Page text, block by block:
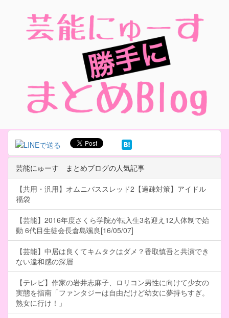
芸能にゅーす まとめブログの人気記事
【共用・汎用】オムニバススレッド2【過疎対策】アイドル
福袋
【芸能】2016年度さくら学院が転入生3名迎え12人体制で始
動 6代目生徒会長倉島颯良[16/05/07]
【芸能】中居は良くてキムタクはダメ？香取慎吾と共演でき
ない違和感の深層
【テレビ】作家の岩井志麻子、ロリコン男性に向けて少女の
実態を指南「ファンタジーは自由だけど幼女に夢持ちすぎ。
熟女に行け！」